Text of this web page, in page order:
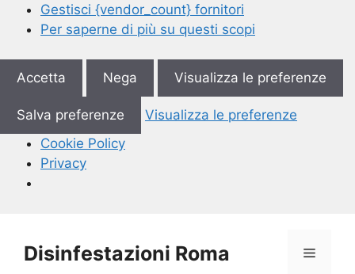
Gestisci {vendor_count} fornitori
Per saperne di più su questi scopi
Accetta Nega Visualizza le preferenze
Salva preferenze
Visualizza le preferenze
Cookie Policy
Privacy
contenuto
Disinfestazioni Roma Menu